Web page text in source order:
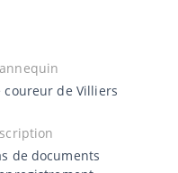
coureur de Villiers
de documents